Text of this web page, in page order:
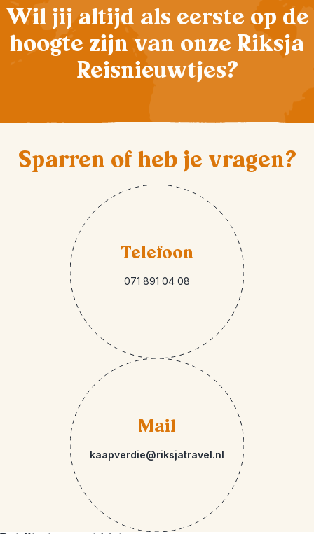
Wil jij altijd als eerste op de
hoogte zijn van onze Riksja
Reisnieuwtjes?
Sparren of heb je vragen?
Telefoon
071 891 04 08
Mail
kaapverdie@riksjatravel.nl